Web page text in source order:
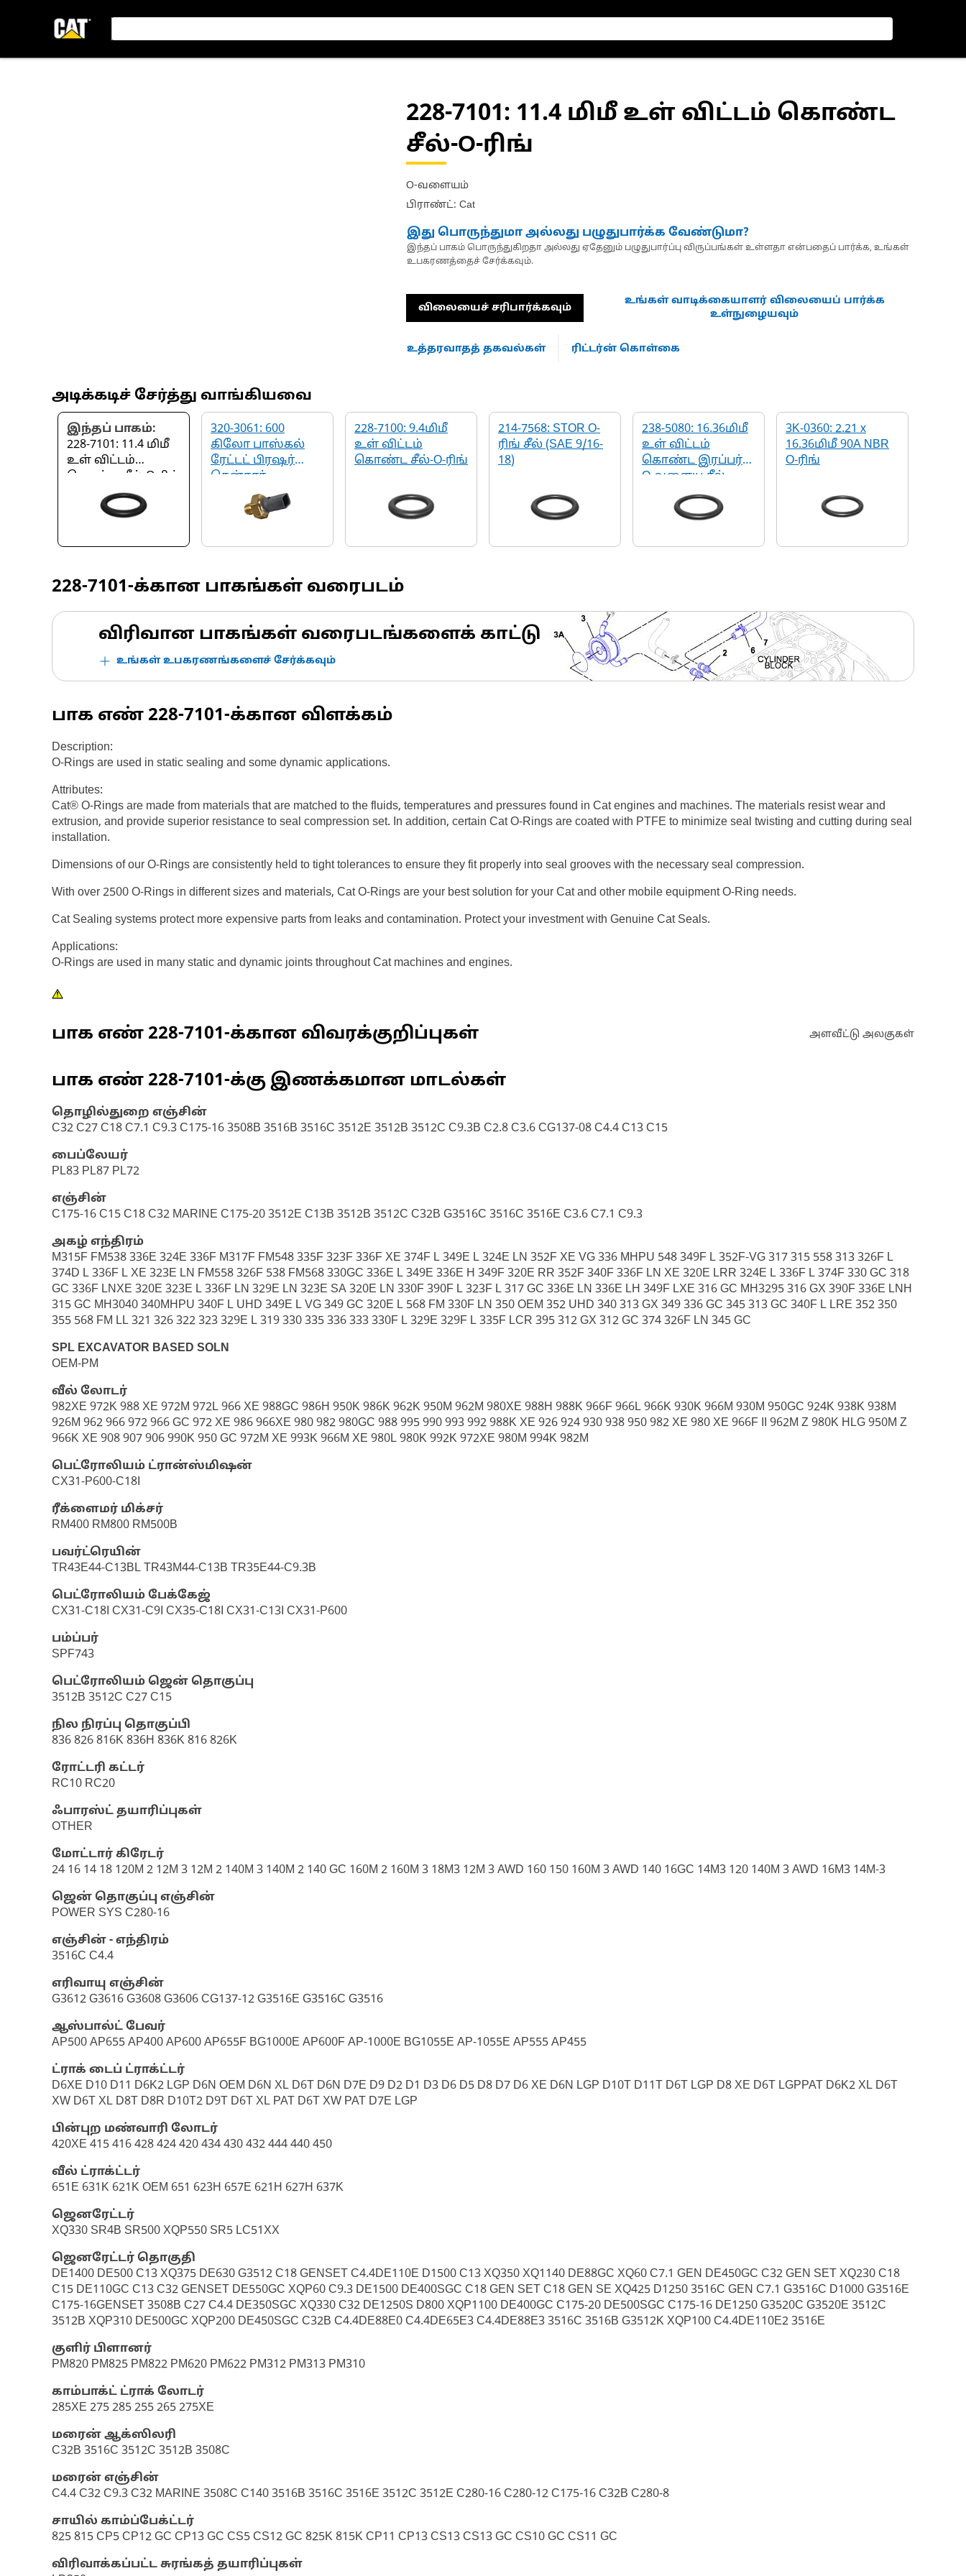
228-7101: 11.4 மிமீ உள் விட்டம் கொண்ட
சீல்-O-ரிங்
O-வளையம்
பிராண்ட்: Cat
இது பொருந்துமா அல்லது பழுதுபார்க்க வேண்டுமா?
இந்தப் பாகம் பொருந்துகிறதா அல்லது ஏதேனும் பழுதுபார்ப்பு விருப்பங்கள் உள்ளதா என்பதைப் பார்க்க, உங்கள்
உபகரணத்தைச் சேர்க்கவும்.
விலையைச் சரிபார்க்கவும்
உங்கள் வாடிக்கையாளர் விலையைப் பார்க்க
உள்நுழையவும்
உத்தரவாதத் தகவல்கள் ரிட்டர்ன் கொள்கை
அடிக்கடிச் சேர்த்து வாங்கியவை
இந்தப் பாகம்:
228-7101: 11.4 மிமீ
உள் விட்டம்
கொண்ட சீல்-O-ரிங்
320-3061: 600
கிலோ பாஸ்கல்
ரேட்டட் பிரஷர்
சென்சார்
228-7100: 9.4மிமீ
உள் விட்டம்
கொண்ட சீல்-O-ரிங்
214-7568: STOR O-
ரிங் சீல் (SAE 9/16-
18)
238-5080: 16.36மிமீ
உள் விட்டம்
கொண்ட இரப்பர்
O-வளைய சீல்
3K-0360: 2.21 x
16.36மிமீ 90A NBR
O-ரிங்
228-7101-க்கான பாகங்கள் வரைபடம்
விரிவான பாகங்கள் வரைபடங்களைக் காட்டு
உங்கள் உபகரணங்களைச் சேர்க்கவும்
பாக எண் 228-7101-க்கான விளக்கம்
Description:
O-Rings are used in static sealing and some dynamic applications.
Attributes:
Cat® O-Rings are made from materials that are matched to the fluids, temperatures and pressures found in Cat engines and machines. The materials resist wear and
extrusion, and provide superior resistance to seal compression set. In addition, certain Cat O-Rings are coated with PTFE to minimize seal twisting and cutting during seal
installation.
Dimensions of our O-Rings are consistently held to tight tolerances to ensure they fit properly into seal grooves with the necessary seal compression.
With over 2500 O-Rings in different sizes and materials, Cat O-Rings are your best solution for your Cat and other mobile equipment O-Ring needs.
Cat Sealing systems protect more expensive parts from leaks and contamination. Protect your investment with Genuine Cat Seals.
Applications:
O-Rings are used in many static and dynamic joints throughout Cat machines and engines.
பாக எண் 228-7101-க்கான விவரக்குறிப்புகள் அளவீட்டு அலகுகள்
பாக எண் 228-7101-க்கு இணக்கமான மாடல்கள்
தொழில்துறை எஞ்சின்
C32 C27 C18 C7.1 C9.3 C175-16 3508B 3516B 3516C 3512E 3512B 3512C C9.3B C2.8 C3.6 CG137-08 C4.4 C13 C15
பைப்லேயர்
PL83 PL87 PL72
எஞ்சின்
C175-16 C15 C18 C32 MARINE C175-20 3512E C13B 3512B 3512C C32B G3516C 3516C 3516E C3.6 C7.1 C9.3
அகழ் எந்திரம்
M315F FM538 336E 324E 336F M317F FM548 335F 323F 336F XE 374F L 349E L 324E LN 352F XE VG 336 MHPU 548 349F L 352F-VG 317 315 558 313 326F L
374D L 336F L XE 323E LN FM558 326F 538 FM568 330GC 336E L 349E 336E H 349F 320E RR 352F 340F 336F LN XE 320E LRR 324E L 336F L 374F 330 GC 318
GC 336F LNXE 320E 323E L 336F LN 329E LN 323E SA 320E LN 330F 390F L 323F L 317 GC 336E LN 336E LH 349F LXE 316 GC MH3295 316 GX 390F 336E LNH
315 GC MH3040 340MHPU 340F L UHD 349E L VG 349 GC 320E L 568 FM 330F LN 350 OEM 352 UHD 340 313 GX 349 336 GC 345 313 GC 340F L LRE 352 350
355 568 FM LL 321 326 322 323 329E L 319 330 335 336 333 330F L 329E 329F L 335F LCR 395 312 GX 312 GC 374 326F LN 345 GC
SPL EXCAVATOR BASED SOLN
OEM-PM
வீல் லோடர்
982XE 972K 988 XE 972M 972L 966 XE 988GC 986H 950K 986K 962K 950M 962M 980XE 988H 988K 966F 966L 966K 930K 966M 930M 950GC 924K 938K 938M
926M 962 966 972 966 GC 972 XE 986 966XE 980 982 980GC 988 995 990 993 992 988K XE 926 924 930 938 950 982 XE 980 XE 966F II 962M Z 980K HLG 950M Z
966K XE 908 907 906 990K 950 GC 972M XE 993K 966M XE 980L 980K 992K 972XE 980M 994K 982M
பெட்ரோலியம் ட்ரான்ஸ்மிஷன்
CX31-P600-C18I
ரீக்ளைமர் மிக்சர்
RM400 RM800 RM500B
பவர்ட்ரெயின்
TR43E44-C13BL TR43M44-C13B TR35E44-C9.3B
பெட்ரோலியம் பேக்கேஜ்
CX31-C18I CX31-C9I CX35-C18I CX31-C13I CX31-P600
பம்ப்பர்
SPF743
பெட்ரோலியம் ஜென் தொகுப்பு
3512B 3512C C27 C15
நில நிரப்பு தொகுப்பி
836 826 816K 836H 836K 816 826K
ரோட்டரி கட்டர்
RC10 RC20
ஃபாரஸ்ட் தயாரிப்புகள்
OTHER
மோட்டார் கிரேடர்
24 16 14 18 120M 2 12M 3 12M 2 140M 3 140M 2 140 GC 160M 2 160M 3 18M3 12M 3 AWD 160 150 160M 3 AWD 140 16GC 14M3 120 140M 3 AWD 16M3 14M-3
ஜென் தொகுப்பு எஞ்சின்
POWER SYS C280-16
எஞ்சின் - எந்திரம்
3516C C4.4
எரிவாயு எஞ்சின்
G3612 G3616 G3608 G3606 CG137-12 G3516E G3516C G3516
ஆஸ்பால்ட் பேவர்
AP500 AP655 AP400 AP600 AP655F BG1000E AP600F AP-1000E BG1055E AP-1055E AP555 AP455
ட்ராக் டைப் ட்ராக்ட்டர்
D6XE D10 D11 D6K2 LGP D6N OEM D6N XL D6T D6N D7E D9 D2 D1 D3 D6 D5 D8 D7 D6 XE D6N LGP D10T D11T D6T LGP D8 XE D6T LGPPAT D6K2 XL D6T
XW D6T XL D8T D8R D10T2 D9T D6T XL PAT D6T XW PAT D7E LGP
பின்புற மண்வாரி லோடர்
420XE 415 416 428 424 420 434 430 432 444 440 450
வீல் ட்ராக்ட்டர்
651E 631K 621K OEM 651 623H 657E 621H 627H 637K
ஜெனரேட்டர்
XQ330 SR4B SR500 XQP550 SR5 LC51XX
ஜெனரேட்டர் தொகுதி
DE1400 DE500 C13 XQ375 DE630 G3512 C18 GENSET C4.4DE110E D1500 C13 XQ350 XQ1140 DE88GC XQ60 C7.1 GEN DE450GC C32 GEN SET XQ230 C18
C15 DE110GC C13 C32 GENSET DE550GC XQP60 C9.3 DE1500 DE400SGC C18 GEN SET C18 GEN SE XQ425 D1250 3516C GEN C7.1 G3516C D1000 G3516E
C175-16GENSET 3508B C27 C4.4 DE350SGC XQ330 C32 DE1250S D800 XQP1100 DE400GC C175-20 DE500SGC C175-16 DE1250 G3520C G3520E 3512C
3512B XQP310 DE500GC XQP200 DE450SGC C32B C4.4DE88E0 C4.4DE65E3 C4.4DE88E3 3516C 3516B G3512K XQP100 C4.4DE110E2 3516E
குளிர் பிளானர்
PM820 PM825 PM822 PM620 PM622 PM312 PM313 PM310
காம்பாக்ட் ட்ராக் லோடர்
285XE 275 285 255 265 275XE
மரைன் ஆக்ஸிலரி
C32B 3516C 3512C 3512B 3508C
மரைன் எஞ்சின்
C4.4 C32 C9.3 C32 MARINE 3508C C140 3516B 3516C 3516E 3512C 3512E C280-16 C280-12 C175-16 C32B C280-8
சாயில் காம்ப்பேக்ட்டர்
825 815 CP5 CP12 GC CP13 GC CS5 CS12 GC 825K 815K CP11 CP13 CS13 CS13 GC CS10 GC CS11 GC
விரிவாக்கப்பட்ட சுரங்கத் தயாரிப்புகள்